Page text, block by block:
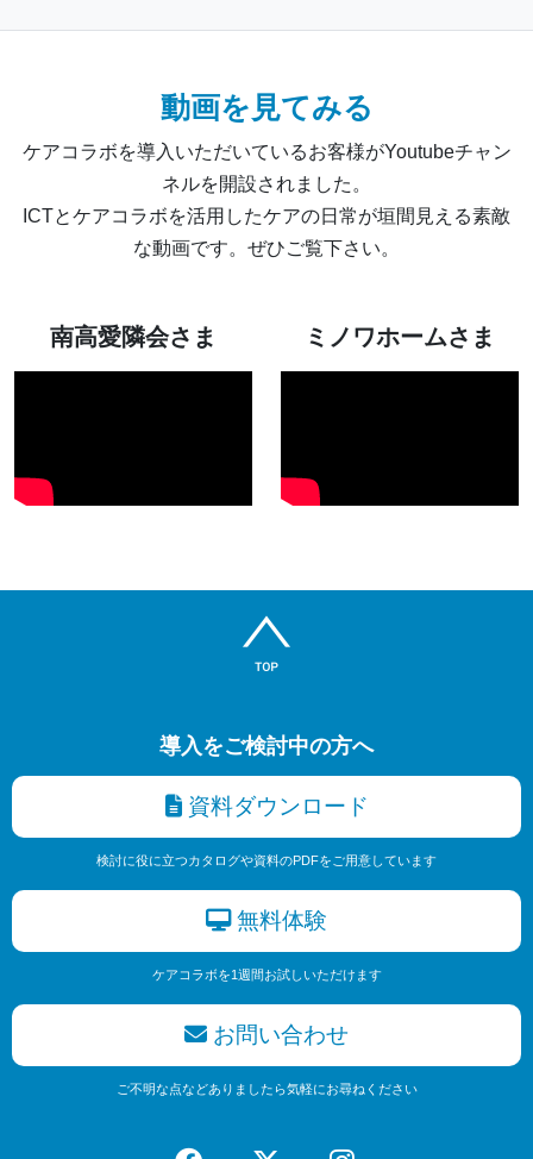
動画を見てみる
ケアコラボを導入いただいているお客様がYoutubeチャン
ネルを開設されました。
ICTとケアコラボを活用したケアの日常が垣間見える素敵
な動画です。ぜひご覧下さい。
南高愛隣会さま ミノワホームさま
導入をご検討中の方へ
資料ダウンロード
検討に役に立つカタログや資料のPDFをご用意しています
無料体験
ケアコラボを1週間お試しいただけます
お問い合わせ
ご不明な点などありましたら気軽にお尋ねください